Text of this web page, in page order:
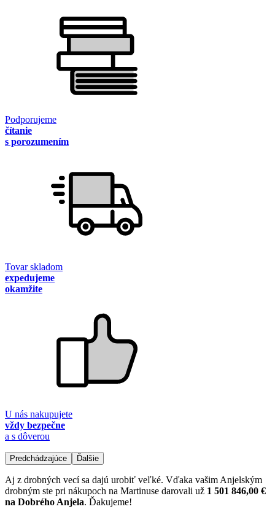
Podporujeme
čítanie
s porozumením
Tovar skladom
expedujeme
okamžite
U nás nakupujete
vždy bezpečne
a s dôverou
Predchádzajúce Ďalšie
Aj z drobných vecí sa dajú urobiť veľké. Vďaka vašim Anjelským
drobným ste pri nákupoch na Martinuse darovali už 1 501 846,00 €
na Dobrého Anjela. Ďakujeme!